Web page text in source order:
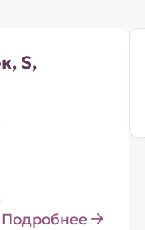
S,
Подробнее